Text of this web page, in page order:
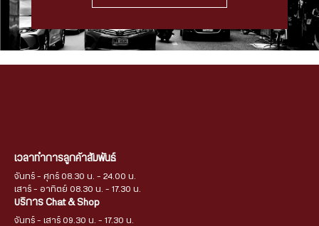
เวลาทำการลูกค้าสัมพันธ์
จันทร์ - ศุกร์ 08.30 น. - 24.00 น.
เสาร์ - อาทิตย์ 08.30 น. - 17.30 น.
บริการ Chat & Shop
จันทร์ - เสาร์ 09.30 น. - 17.30 น.